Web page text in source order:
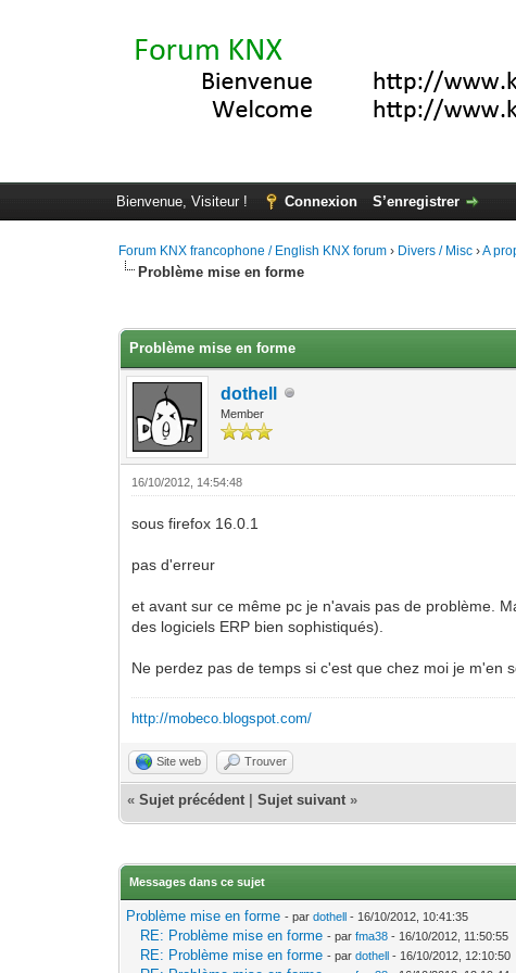
Bienvenue, Visiteur ! Connexion S’enregistrer
Forum KNX francophone / English KNX forum › Divers / Misc ›A
Problème mise en forme
Problème mise en forme
dothell
Member
16/10/2012, 14:54:48
sous firefox 16.0.1
pas d'erreur
et avant sur ce même pc je n'avais pas de problème.
des logiciels ERP bien sophistiqués).
Ne perdez pas de temps si c'est que chez moi je m'en
http://mobeco.blogspot.com/
Site web Trouver
«Sujet précédent |Sujet suivant »
Messages dans ce sujet
Problème mise en forme - pardothell - 16/10/2012, 10:41:35
RE: Problème mise en forme - parfma38 - 16/10/2012, 11:50:55
RE: Problème mise en forme - pardothell - 16/10/2012, 12:10:50